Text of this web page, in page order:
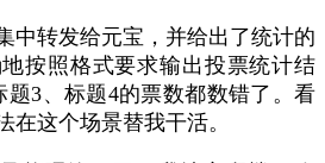
中转发给元宝，并给出了统计的
按照格式要求输出投票统计结
题3、标题4的票数都数错了。看
在这个场景替我干活。